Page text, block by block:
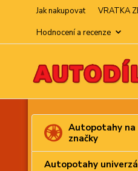
Jak nakupovat VRATKA
Hodnocení a recenze
Autopotahy
značky
Autopotahy